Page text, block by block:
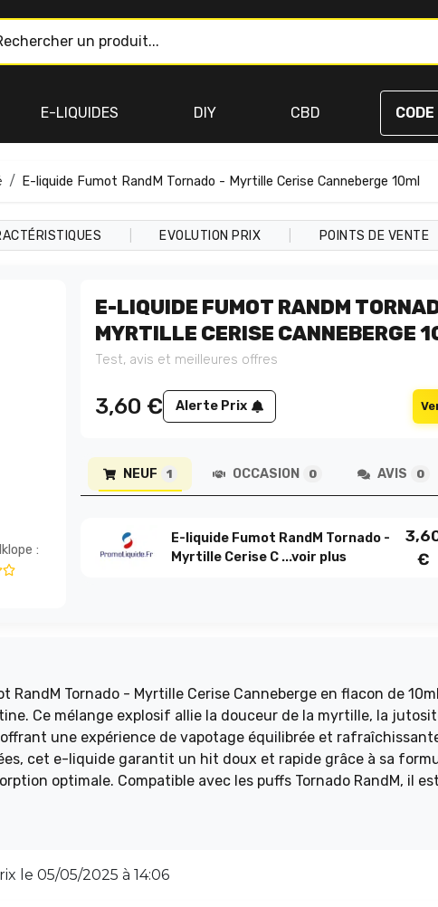
E-LIQUIDES DIY CBD
E-liquide Fumot RandM Tornado - Myrtille Cerise Canneberge 10ml
EVOLUTION PRIX POINTS DE VENTE
:
E-LIQUIDE FUMOT RANDM
MYRTILLE CERISE CANNEBERGE
Test, avis et meilleures offres
3,60 € Alerte Prix
NEUF 1 OCCASION 0 AVIS 0
E-liquide Fumot RandM Tornado -
Myrtille Cerise C ...voir plus
€
RandM Tornado - Myrtille Cerise Canneberge en flacon de
Ce mélange explosif allie la douceur de la myrtille, la
une expérience de vapotage équilibrée et rafraîchissante. Conçu pour
cet e-liquide garantit un hit doux et rapide grâce à sa
optimale. Compatible avec les puffs Tornado RandM, il
une vape premium, riche en goût et parfaitement maîtrisée.
le 05/05/2025 à 14:06